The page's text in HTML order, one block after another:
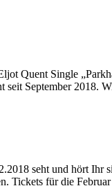
Quent Single
seit September
seht und hört Ihr
Tickets für die